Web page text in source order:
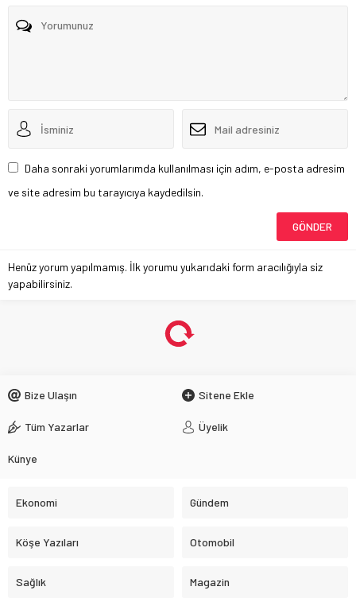
Daha sonraki yorumlarımda kullanılması için adım, e-posta adresim
ve site adresim bu tarayıcıya kaydedilsin.
Henüz yorum yapılmamış. İlk yorumu yukarıdaki form aracılığıyla siz
yapabilirsiniz.
Bize Ulaşın Sitene Ekle
Tüm Yazarlar Üyelik
Künye
Ekonomi Gündem
Köşe Yazıları Otomobil
Sağlık Magazin